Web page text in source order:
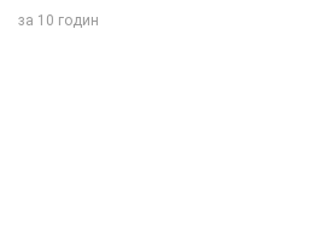
за 10 годин